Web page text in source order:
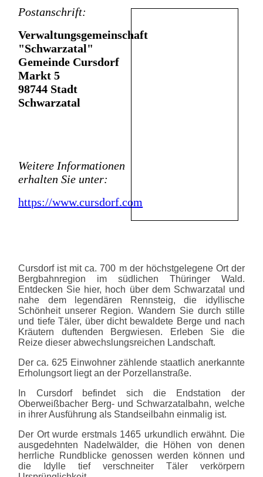
Postanschrift:
Verwaltungsgemeinschaft
"Schwarzatal"
Gemeinde Cursdorf
Markt 5
98744 Stadt
Schwarzatal
Weitere Informationen
erhalten Sie unter:
https://www.cursdorf.com
Cursdorf ist mit ca. 700 m der höchstgelegene Ort der
Bergbahnregion im südlichen Thüringer Wald.
Entdecken Sie hier, hoch über dem Schwarzatal und
nahe dem legendären Rennsteig, die idyllische
Schönheit unserer Region. Wandern Sie durch stille
und tiefe Täler, über dicht bewaldete Berge und nach
Kräutern duftenden Bergwiesen. Erleben Sie die
Reize dieser abwechslungsreichen Landschaft.
Der ca. 625 Einwohner zählende staatlich anerkannte
Erholungsort liegt an der Porzellanstraße.
In Cursdorf befindet sich die Endstation der
Oberweißbacher Berg- und Schwarzatalbahn, welche
in ihrer Ausführung als Standseilbahn einmalig ist.
Der Ort wurde erstmals 1465 urkundlich erwähnt. Die
ausgedehnten Nadelwälder, die Höhen von denen
herrliche Rundblicke genossen werden können und
die Idylle tief verschneiter Täler verkörpern